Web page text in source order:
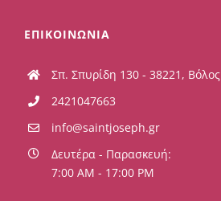
ΕΠΙΚΟΙΝΩΝΙΑ
Σπ. Σπυρίδη 130 - 38221, Βόλος
2421047663
info@saintjoseph.gr
Δευτέρα - Παρασκευή:
7:00 AM - 17:00 PM